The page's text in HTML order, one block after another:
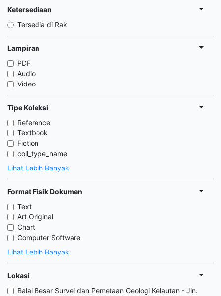
Ketersediaan
Tersedia di Rak
Lampiran
PDF
Audio
Video
Tipe Koleksi
Reference
Textbook
Fiction
coll_type_name
Lihat Lebih Banyak
Format Fisik Dokumen
Text
Art Original
Chart
Computer Software
Lihat Lebih Banyak
Lokasi
Balai Besar Survei dan Pemetaan Geologi Kelautan - Jln.